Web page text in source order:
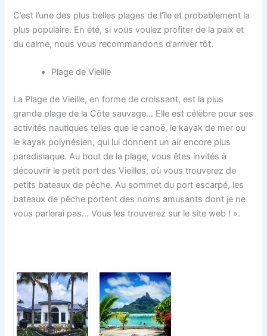
C’est l’une des plus belles plages de l’île et probablement la
plus populaire. En été, si vous voulez profiter de la paix et
du calme, nous vous recommandons d’arriver tôt.
Plage de Vieille
La Plage de Vieille, en forme de croissant, est la plus
grande plage de la Côte sauvage… Elle est célèbre pour ses
activités nautiques telles que le canoë, le kayak de mer ou
le kayak polynésien, qui lui donnent un air encore plus
paradisiaque. Au bout de la plage, vous êtes invités à
découvrir le petit port des Vieilles, où vous trouverez de
petits bateaux de pêche. Au sommet du port escarpé, les
bateaux de pêche portent des noms amusants dont je ne
vous parlerai pas… Vous les trouverez sur le site web ! ».